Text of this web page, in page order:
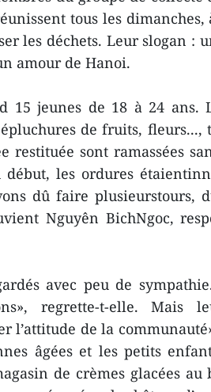
tous les dimanches,
les déchets. Leur slogan :
amour de Hanoi.
15 jeunes de 18 à 24 ans.
de fruits, fleurs...,
restituée sont ramassées
début, les ordures
dû faire plusieurstours,
Nguyên BichNgoc,
avec peu de
regrette-t-elle. Mais
l’attitude de la
âgées et les petits
de crèmes glacées au